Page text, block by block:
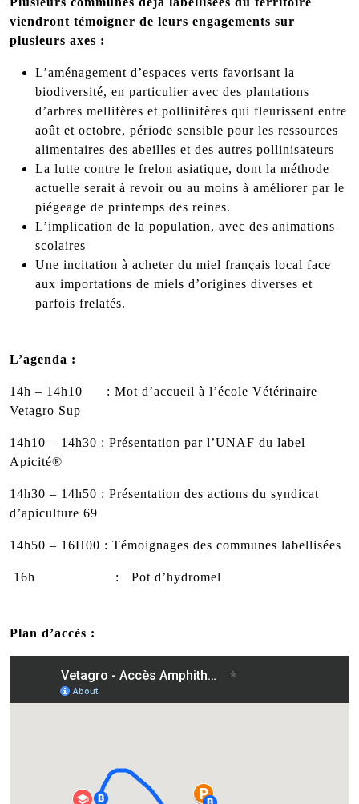
viendront témoigner de leurs engagements sur
plusieurs axes :
L’aménagement d’espaces verts favorisant la
biodiversité, en particulier avec des plantations
d’arbres mellifères et pollinifères qui fleurissent entre
août et octobre, période sensible pour les ressources
alimentaires des abeilles et des autres pollinisateurs
La lutte contre le frelon asiatique, dont la méthode
actuelle serait à revoir ou au moins à améliorer par le
piégeage de printemps des reines.
L’implication de la population, avec des animations
scolaires
Une incitation à acheter du miel français local face
aux importations de miels d’origines diverses et
parfois frelatés.
L’agenda :
14h – 14h10 : Mot d’accueil à l’école Vétérinaire
Vetagro Sup
14h10 – 14h30 : Présentation par l’UNAF du label
Apicité®
14h30 – 14h50 : Présentation des actions du syndicat
d’apiculture 69
14h50 – 16H00 : Témoignages des communes labellisées
16h : Pot d’hydromel
Plan d’accès :